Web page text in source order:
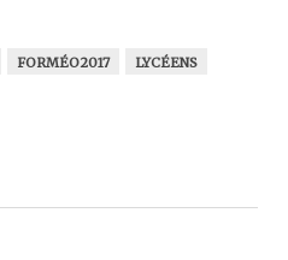
FORMÉO2017
LYCÉENS